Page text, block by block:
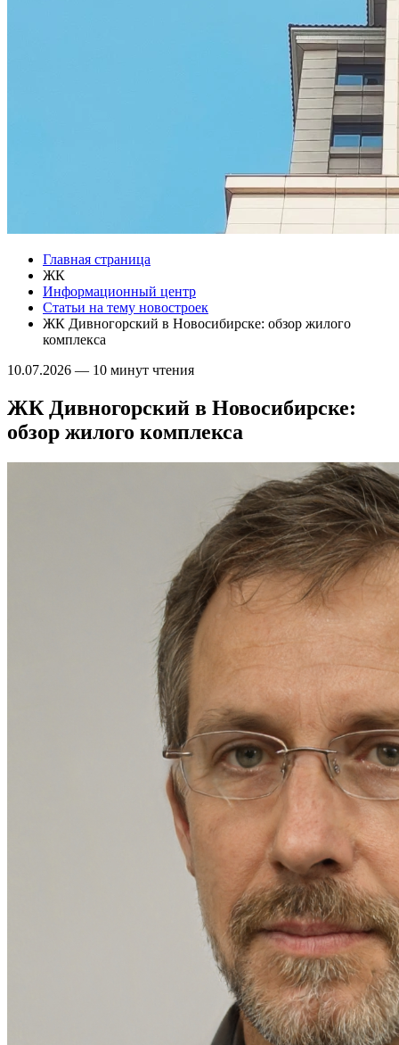
Главная страница
ЖК
Информационный центр
Статьи на тему новостроек
ЖК Дивногорский в Новосибирске: обзор жилого
комплекса
10.07.2026 — 10 минут чтения
ЖК Дивногорский в Новосибирске:
обзор жилого комплекса